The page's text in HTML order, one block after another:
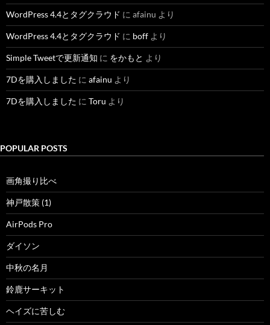
WordPress 4.4とタグクラウド に afainu より
WordPress 4.4とタグクラウド に boff より
Simple Tweetで更新通知 に をかもと より
7Dを購入しました に afainu より
7Dを購入しました に Toru より
POPULAR POSTS
画角撮り比べ
神戸散策 (1)
AirPods Pro
ダイソン
中秋の名月
鈴鹿サーキット
ヘイズに苦しむ